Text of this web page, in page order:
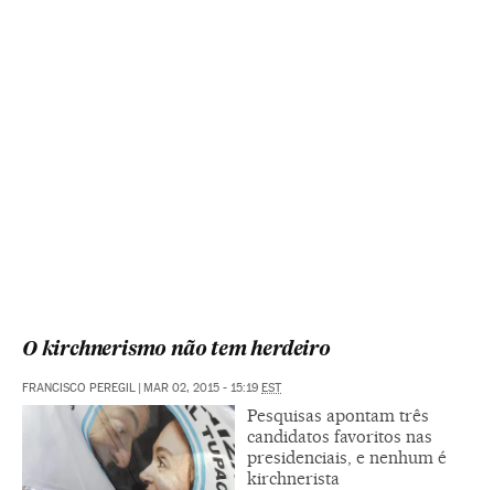
O kirchnerismo não tem herdeiro
FRANCISCO PEREGIL | MAR 02, 2015 - 15:19 EST
Pesquisas apontam três
candidatos favoritos nas
presidenciais, e nenhum é
kirchnerista